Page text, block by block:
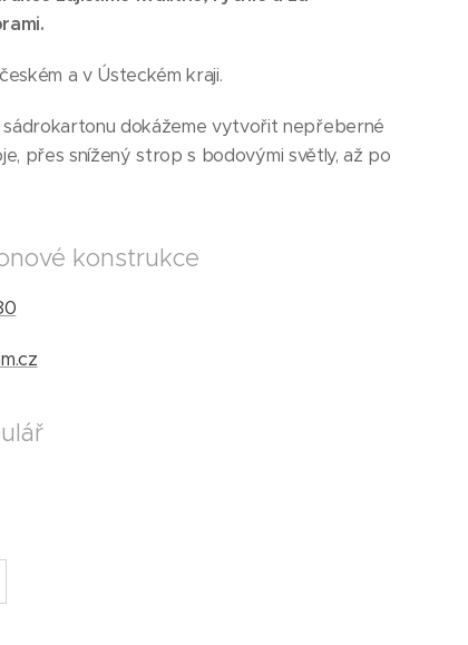
a v Ústeckém kraji.
dokážeme vytvořit nepřeberné
přes snížený strop s bodovými světly, až po
konstrukce